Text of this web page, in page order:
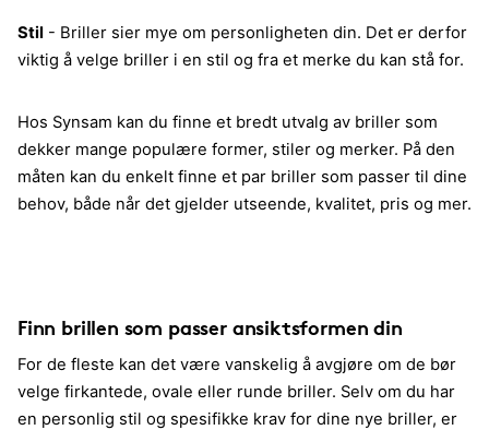
Stil - Briller sier mye om personligheten din. Det er derfor
viktig å velge briller i en stil og fra et merke du kan stå for.
Hos Synsam kan du finne et bredt utvalg av briller som
dekker mange populære former, stiler og merker. På den
måten kan du enkelt finne et par briller som passer til dine
behov, både når det gjelder utseende, kvalitet, pris og mer.
Finn brillen som passer ansiktsformen din
For de fleste kan det være vanskelig å avgjøre om de bør
velge firkantede, ovale eller runde briller. Selv om du har
en personlig stil og spesifikke krav for dine nye briller, er